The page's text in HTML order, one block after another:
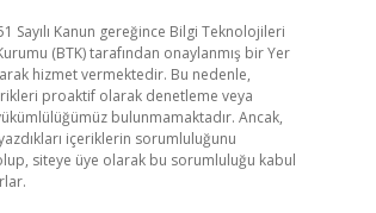
Sayılı Kanun gereğince Bilgi Teknolojileri
(BTK) tarafından onaylanmış bir Yer
hizmet vermektedir. Bu nedenle,
proaktif olarak denetleme veya
bulunmamaktadır. Ancak,
içeriklerin sorumluluğunu
siteye üye olarak bu sorumluluğu kabul